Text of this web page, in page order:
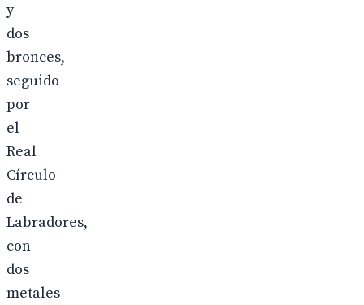
y
dos
bronces,
seguido
por
el
Real
Círculo
de
Labradores,
con
dos
metales